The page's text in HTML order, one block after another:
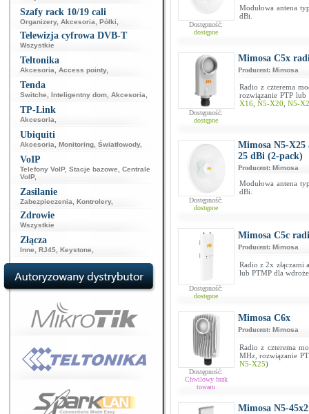
Szafy rack 10/19 cali
Organizery, Akcesoria Półki
Telewizja cyfrowa DVB-T
Wszystkie
Teltonika
Akcesoria Access pointy,
Tenda
Switche Inteligentny dom Akcesoria
TP-Link
Akcesoria
Ubiquiti
Akcesoria Monitoring Światłowody,
VoIP
Telefony VoIP, Stacje bazowe
Centrale
VoIP,
Zasilanie
Zabezpieczenia Kontrolery,
Zdrowie
Wszystkie
Złącza
Inne RJ45 Keystone
Dostępność:
dostępne
Modułowa antena
dBi.
Dostępność:
dostępne
Mimosa C5x
Producent: Mimosa
Radio z czterema
rozwiązanie PTP
X16, N5-X20 N5-
Dostępność:
dostępne
Mimosa N5-X25
25 dBi (2-pack)
Producent: Mimosa
Modułowa antena
dBi.
Dostępność:
dostępne
Mimosa C5c
Producent: Mimosa
Radio z 2x złączami
lub PTMP dla
Dostępność:
Chwilowy brak
towaru
Mimosa C6x
Producent: Mimosa
Radio z czterema
MHz, rozwiązanie
N5-X25)
Mimosa N5-